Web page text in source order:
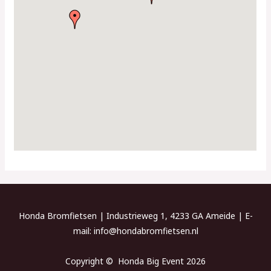
Honda Bromfietsen | Industrieweg 1, 4233 GA Ameide | E-
mail: info@hondabromfietsen.nl
Copyright © Honda Big Event 2026